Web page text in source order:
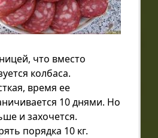
что вместо
колбаса.
время ее
10 днями. Но
и захочется.
порядка 10 кг.